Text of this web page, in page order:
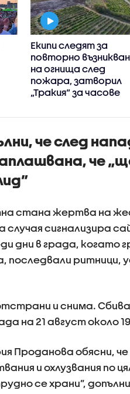
Екипи следят за
повторно
на огнища след
пожара, затворил
„Тракия“ за часове
че след
че
стана жертва на
случая сигнализира
дни в града, когато
ритници,
и снима.
на 21 август около
обясни, че
и охлузвания по
се храни”,